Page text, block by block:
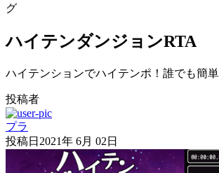
グ
ハイテンダンジョンRTA
ハイテンションでハイテンポ！誰でも簡単
投稿者
プラ
投稿日 2021年 6月 02日